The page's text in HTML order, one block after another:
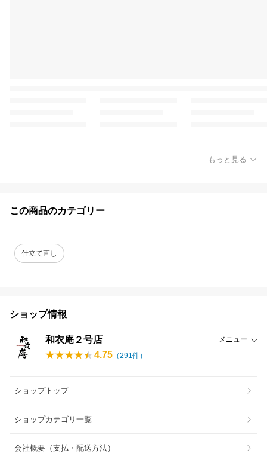
もっと見る
この商品のカテゴリー
仕立て直し
ショップ情報
和衣庵２号店 メニュー
4.75 （291件）
ショップトップ
ショップカテゴリ一覧
会社概要（支払・配送方法）